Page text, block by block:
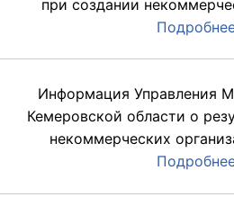
при создании
Информация Управления
Кемеровской области о
некоммерческих